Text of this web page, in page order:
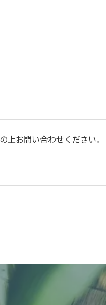
上お問い合わせください。